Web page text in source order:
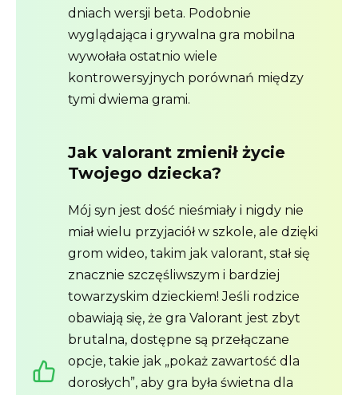
dniach wersji beta. Podobnie
wyglądająca i grywalna gra mobilna
wywołała ostatnio wiele
kontrowersyjnych porównań między
tymi dwiema grami.
Jak valorant zmienił życie
Twojego dziecka?
Mój syn jest dość nieśmiały i nigdy nie
miał wielu przyjaciół w szkole, ale dzięki
grom wideo, takim jak valorant, stał się
znacznie szczęśliwszym i bardziej
towarzyskim dzieckiem! Jeśli rodzice
obawiają się, że gra Valorant jest zbyt
brutalna, dostępne są przełączane
opcje, takie jak „pokaż zawartość dla
dorosłych”, aby gra była świetna dla